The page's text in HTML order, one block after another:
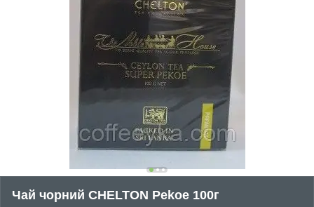
Чай чорний CHELTON Pekoe 100г